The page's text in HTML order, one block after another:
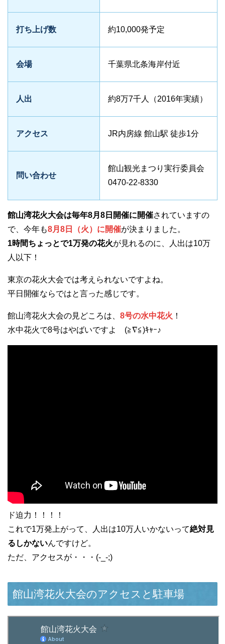
打ち上げ数 約10,000発予定
会場 千葉県北条海岸付近
人出 約8万7千人（2016年実績）
アクセス JR内房線 館山駅 徒歩1分
問い合わせ
館山観光まつり実行委員会
0470-22-8330
館山湾花火大会は毎年8月8日開催に開催されていますの
で、今年も8月8日（火）に開催が決まりました。
1時間ちょっとで1万発の花火が見れるのに、人出は10万
人以下！
東京の花火大会では考えられないですよね。
平日開催ならではと言った感じです。
館山湾花火大会の見どころは、 8号の水中花火 ！
水中花火で8号はやばいですよ (≧∇≦)ｷｬｰ♪
ド迫力！！！！
これで1万発上がって、人出は10万人いかないって絶対見
るしかないんですけど。
ただ、アクセスが・・・(-_-;)
館山湾花火大会のアクセスと駐車場